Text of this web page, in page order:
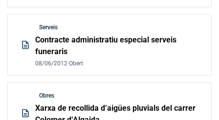
description
Serveis
Contracte administratiu especial serveis
funeraris
08/06/2012·Obert
description
Obres
Xarxa de recollida d’aigües pluvials del carrer